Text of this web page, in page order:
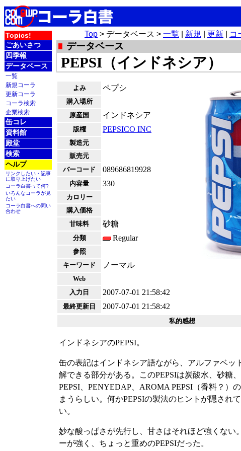
Topics!
ごあいさつ
四季報
データベース
一覧
新規コーラ
更新コーラ
コーラ検索
企業検索
缶コレ
資料館
殿堂
検索
ヘルプ
リンクしたい・記事
に取り上げたい
コーラ白書って何?
いろんなコーラが見
たい
コーラ白書への問い
合わせ
Top > データベース > 一覧 新規 更新 コ
データベース
PEPSI（インドネシア）
よみ ペプシ
購入場所
原産国
インドネシア
版権 PEPSICO INC
製造元
販売元
バーコード
089686819928
内容量 330
カロリー
購入価格
甘味料
砂糖
分類 Regular
参照
キーワード
ノーマル
Web
入力日
2007-07-01 21:58:42
最終更新日 2007-07-01 21:58:42
私的感想
インドネシアのPEPSI。
缶の表記はインドネシア語ながら、アルファベッ
解できる部分がある。このPEPSIは炭酸水、砂糖
PEPSI、PENYEDAP、AROMA PEPSI（香料？）
まうらしい。何かPEPSIの製法のヒントが隠され
い。
妙な酸っぱさが先行し、甘さはそれほど強くない
ーが強く、ちょっと重めのPEPSIだった。